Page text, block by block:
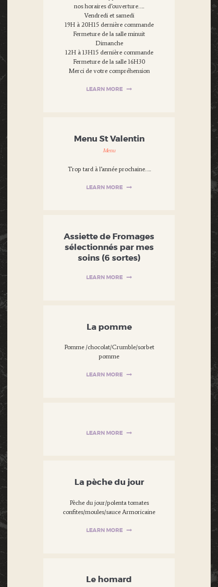
nos horaires d’ouverture…..
Vendredi et samedi
19H à 20H15 dernière commande
Fermeture de la salle minuit
Dimanche
12H à 13H15 dernière commande
Fermeture de la salle 16H30
Merci de votre compréhension
LEARN MORE
Menu St Valentin
Menu
Trop tard à l’année prochaine…..
LEARN MORE
Assiette de Fromages
sélectionnés par mes
soins (6 sortes)
LEARN MORE
La pomme
Pomme /chocolat/Crumble/sorbet
pomme
LEARN MORE
LEARN MORE
La pèche du jour
Pèche du jour/polenta tomates
confites/moules/sauce Armoricaine
LEARN MORE
Le homard